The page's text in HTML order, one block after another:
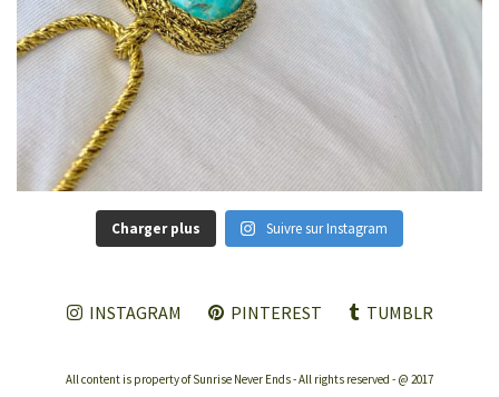
Charger plus Suivre sur Instagram
INSTAGRAM PINTEREST TUMBLR
All content is property of Sunrise Never Ends - All rights reserved - @ 2017